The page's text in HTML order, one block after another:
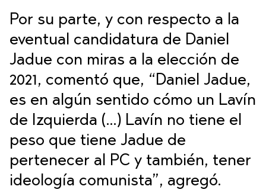
Por su parte, y con respecto a la
eventual candidatura de Daniel
Jadue con miras a la elección de
2021, comentó que, “Daniel Jadue,
es en algún sentido cómo un Lavín
de Izquierda (…) Lavín no tiene el
peso que tiene Jadue de
pertenecer al PC y también, tener
ideología comunista”, agregó.